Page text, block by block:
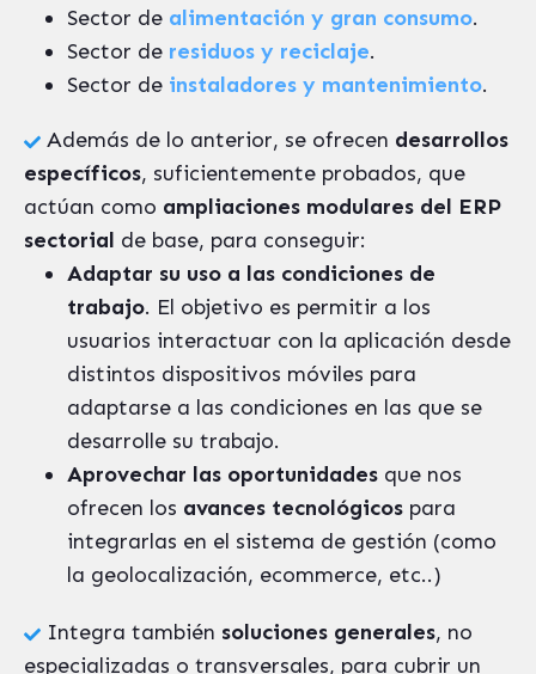
Sector de alimentación y gran consumo.
Sector de residuos y reciclaje.
Sector de instaladores y mantenimiento.
Además de lo anterior, se ofrecen desarrollos
específicos, suficientemente probados, que
actúan como ampliaciones modulares del ERP
sectorial de base, para conseguir:
Adaptar su uso a las condiciones de
trabajo. El objetivo es permitir a los
usuarios interactuar con la aplicación desde
distintos dispositivos móviles para
adaptarse a las condiciones en las que se
desarrolle su trabajo.
Aprovechar las oportunidades que nos
ofrecen los avances tecnológicos para
integrarlas en el sistema de gestión (como
la geolocalización, ecommerce, etc..)
Integra también soluciones generales, no
especializadas o transversales, para cubrir un